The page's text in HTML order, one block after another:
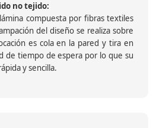
no tejido:
compuesta por fibras textiles
del diseño se realiza sobre
es cola en la pared y tira en
de tiempo de espera por lo que su
y sencilla.